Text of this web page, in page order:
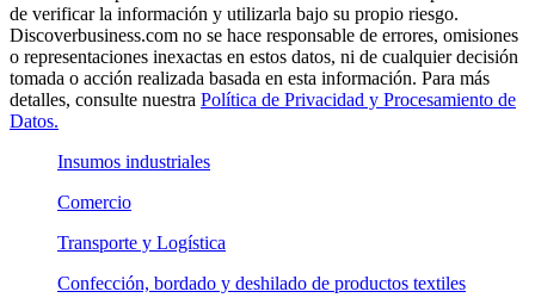
de verificar la información y utilizarla bajo su propio riesgo.
Discoverbusiness.com no se hace responsable de errores, omisiones
o representaciones inexactas en estos datos, ni de cualquier decisión
tomada o acción realizada basada en esta información. Para más
detalles, consulte nuestra Política de Privacidad y Procesamiento de
Datos.
Insumos industriales
Comercio
Transporte y Logística
Confección, bordado y deshilado de productos textiles